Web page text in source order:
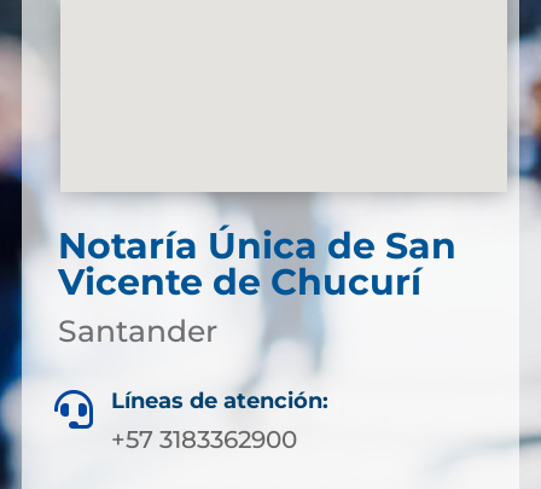
Notaría Única de San
Vicente de Chucurí
Santander
 Líneas de atención:
+57 3183362900